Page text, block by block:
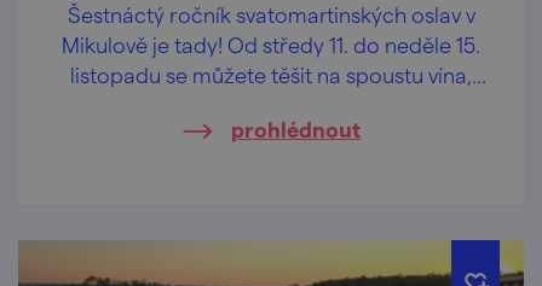
Šestnáctý ročník svatomartinských oslav v
Mikulově je tady! Od středy 11. do neděle 15.
listopadu se můžete těšit na spoustu vína,
prohlédnout